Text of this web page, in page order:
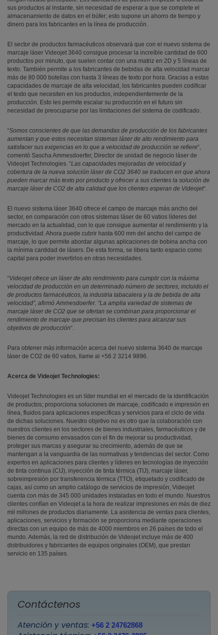
sus productos al instante, sin necesidad de esperar a que se complete el
almacenamiento de datos en el búfer; esto supone un ahorro de tiempo y
dinero para los fabricantes en la línea de producción.
El sector de productos farmacéuticos observará que con el nuevo sistema de
marcaje láser Videojet 3640 consigue procesar la increíble cantidad de 600
productos por minuto, que suelen contar con una matriz en 2D y 5 líneas de
texto. También permite a los fabricantes de bebidas de alta velocidad marcar
más de 80 000 botellas con hasta 3 líneas de texto por hora. Gracias a estas
capacidades de marcaje de alta velocidad, los fabricantes pueden codificar
el texto que necesiten en los productos, independientemente de la
producción. Esto les permite escalar su producción en el futuro sin
necesidad de preocuparse por las limitaciones del sistema de codificado.
“Somos conscientes de que las demandas de producción de los fabricantes
aumentan y que estos necesitan sistemas láser de alto rendimiento para
satisfacer sus exigencias en lo que a velocidad de producción se refiere“,
comentó Sascha Ammesdoerfer, Director de unidad de negocio láser de
Videojet Technologies. “Las capacidades mejoradas de velocidad y
cobertura de la nueva solución láser de CO2 3640 se traducen en que ahora
pueden marcar más texto por producto y ofrecer a sus clientes la solución de
marcaje láser de CO2 de alta calidad que los clientes esperan de Videojet“.
El nuevo sistema láser 3640 ofrece el campo de marcaje más ancho del
sector, en comparación con otros sistemas láser de 60 vatios líderes del
mercado en la actualidad, con lo que consigue aumentar el rendimiento y la
productividad. Ahora puede cubrir hasta 600 mm del ancho del campo de
marcaje, lo que permite abordar algunas aplicaciones de bobina ancha con
la mínima cantidad de lásers. De esta forma, se libera tanto espacio como
capital para poder invertirlos en otras necesidades.
“Videojet ofrece un láser de alto rendimiento para cumplir con la máxima
velocidad de producción en un determinado número de sectores, incluido el
de productos farmacéuticos, la industria tabacalera y la de bebida de alta
velocidad”, afirmó Ammesdoerfer. “La amplia variedad de sistemas de
marcaje láser de CO2 que se ofertan se combinan para proporcionar el
rendimiento de marcaje que precisan los clientes para alcanzar sus
objetivos de producción“.
Para obtener más información acerca del nuevo sistema 3640 de marcaje
láser de CO2 de 60 vatios, llame al +56 2 3214 9896.
Acerca de Videojet Technologies:
Videojet Technologies es un líder mundial en el mercado de la identificación
de productos; proporciona soluciones de marcaje, codificado e impresión en
línea, fluidos para aplicaciones específicas y servicios para el ciclo de vida
de dichas soluciones. Nuestro objetivo no es otro que la colaboración con
nuestros clientes en los sectores de bienes industriales, farmacéuticos y de
bienes de consumo envasados con el fin de mejorar su productividad,
proteger sus marcas y asegurar su crecimiento, además de que se
mantengan a la vanguardia de las normativas y tendencias del sector. Como
expertos en aplicaciones para clientes y líderes en tecnologías de inyección
de tinta continua (CIJ), inyección de tinta térmica (TIJ), marcaje láser,
sobreimpresión por transferencia térmica (TTO), etiquetado y codificado de
cajas, así como un amplio catálogo de servicios de impresión, Videojet
cuenta con más de 345 000 unidades instaladas en todo el mundo. Nuestros
clientes confían en Videojet a la hora de realizar impresiones en más de diez
mil millones de productos diariamente. La asistencia de ventas para clientes,
aplicaciones, servicios y formación se proporciona mediante operaciones
directas con un equipo de más de 4000 miembros en 26 países de todo el
mundo. Además, la red de distribución de Videojet incluye más de 400
distribuidores y fabricantes de equipos originales (OEM), que prestan
servicio en 135 países.
Contáctenos
Atención y ventas: +56 2 24762868